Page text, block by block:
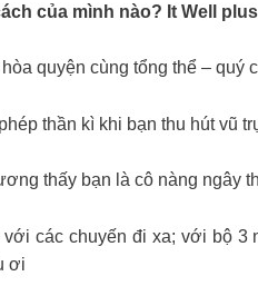
của mình nào? It Well plus
quyện cùng tổng thể – quý
thần kì khi bạn thu hút vũ
thấy bạn là cô nàng ngây
các chuyến đi xa; với bộ
ơi